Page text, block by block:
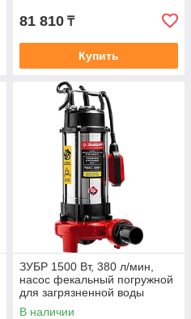
81 810 ₸
Купить
ЗУБР 1500 Вт, 380 л/мин,
насос фекальный погружной
для загрязненной воды
НПФ-1500-Р
В наличии